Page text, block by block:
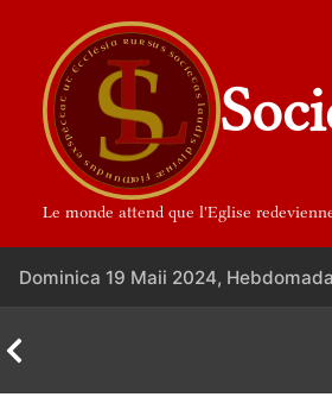
contenu
Le monde attend que l'Eglise
Dominica 19 Maii 2024,